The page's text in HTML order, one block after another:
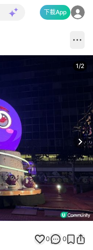
下載App
1/2
0 0